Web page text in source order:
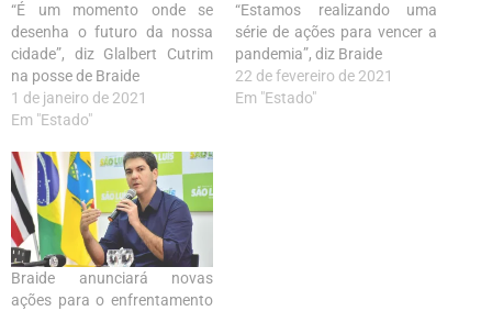
“É um momento onde se
desenha o futuro da nossa
cidade”, diz Glalbert Cutrim
na posse de Braide
1 de janeiro de 2021
Em "Estado"
“Estamos realizando uma
série de ações para vencer a
pandemia”, diz Braide
22 de fevereiro de 2021
Em "Estado"
Braide anunciará novas
ações para o enfrentamento